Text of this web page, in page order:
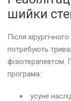
шийки
Після
потребують
фізіотерапевтом.
програма:
усуне